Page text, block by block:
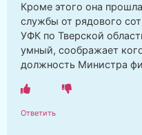
Кроме этого она
службы от рядового
УФК по Тверской
умный, соображает
должность Министра
Ответить